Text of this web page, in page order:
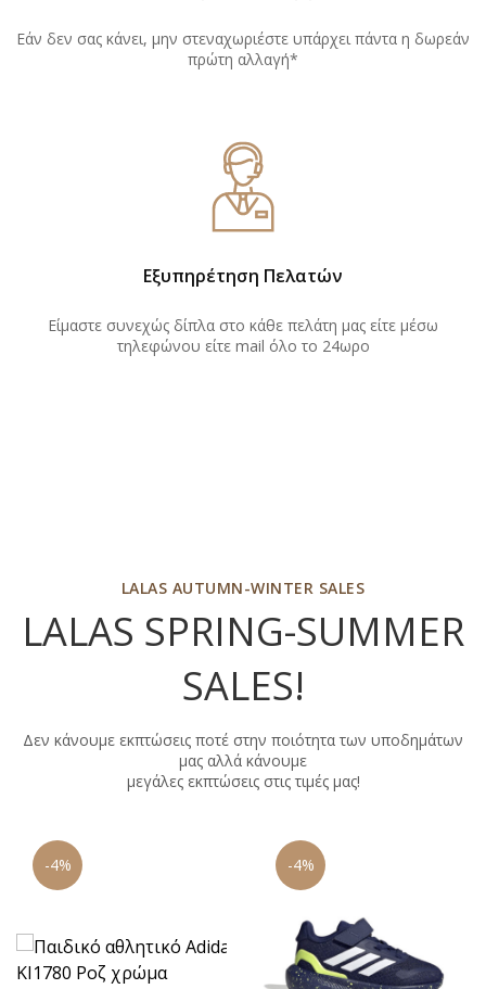
Εάν δεν σας κάνει, μην στεναχωριέστε υπάρχει πάντα η δωρεάν
πρώτη αλλαγή*
Εξυπηρέτηση Πελατών
Είμαστε συνεχώς δίπλα στο κάθε πελάτη μας είτε μέσω
τηλεφώνου είτε mail όλο το 24ωρο
LALAS AUTUMN-WINTER SALES
LALAS SPRING-SUMMER
SALES!
Δεν κάνουμε εκπτώσεις ποτέ στην ποιότητα των υποδημάτων
μας αλλά κάνουμε
μεγάλες εκπτώσεις στις τιμές μας!
-4% -9%